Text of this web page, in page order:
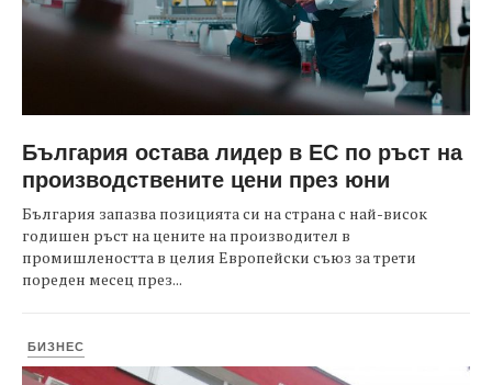
България остава лидер в ЕС по ръст на
производствените цени през юни
България запазва позицията си на страна с най-висок
годишен ръст на цените на производител в
промишлеността в целия Европейски съюз за трети
пореден месец през...
БИЗНЕС